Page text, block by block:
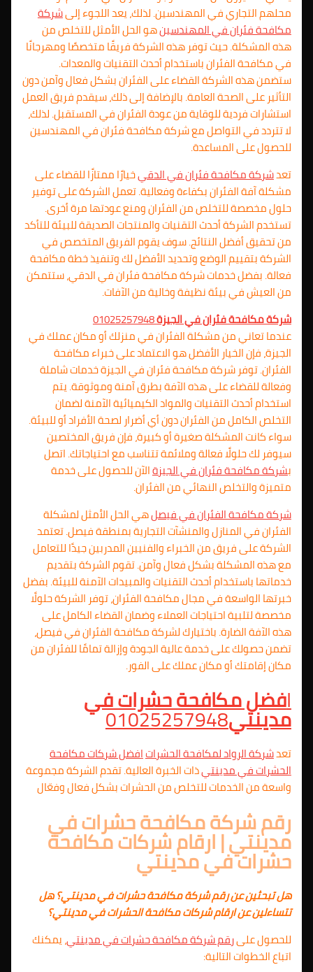
محلهم التجاري في المهندسين. لذلك، يعد اللجوء إلىشركة
مكافحة فئران في المهندسينهو الحل الأمثل للتخلص من
هذه المشكلة. حيث توفر هذه الشركة فريقًا متخصصًا ومهرجانًا
في مكافحة الفئران باستخدام أحدث التقنيات والمعدات.
ستضمن هذه الشركة القضاء على الفئران بشكل فعال وآمن دون
التأثير على الصحة العامة. بالإضافة إلى ذلك، سيقدم فريق العمل
استشارات فردية للوقاية من عودة الفئران في المستقبل. لذلك،
لا تتردد في التواصل مع شركة مكافحة فئران في المهندسين
للحصول على المساعدة.
تعدشركة مكافحة فئران في الدقيخيارًا ممتازًا للقضاء على
مشكلة آفة الفئران بكفاءة وفعالية. تعمل الشركة على توفير
حلول مخصصة للتخلص من الفئران ومنع عودتها مرة أخرى.
تستخدم الشركة أحدث التقنيات والمنتجات الصديقة للبيئة للتأكد
من تحقيق أفضل النتائج. سوف يقوم الفريق المتخصص في
الشركة بتقييم الوضع وتحديد الأفضل لك وتنفيذ خطة مكافحة
فعالة. بفضل خدمات شركة مكافحة فئران في الدقي، ستتمكن
من العيش في بيئة نظيفة وخالية من الآفات.
شركة مكافحة فئران في الجيزة01025257948
عندما تعاني من مشكلة الفئران في منزلك أو مكان عملك في
الجيزة، فإن الخيار الأفضل هو الاعتماد على خبراء مكافحة
الفئران. توفر شركة مكافحة فئران في الجيزة خدمات شاملة
وفعالة للقضاء على هذه الآفة بطرق آمنة وموثوقة. يتم
استخدام أحدث التقنيات والمواد الكيميائية الآمنة لضمان
التخلص الكامل من الفئران دون أي أضرار لصحة الأفراد أو للبيئة.
سواء كانت المشكلة صغيرة أو كبيرة، فإن فريق المختصين
سيوفر لك حلولًا فعالة وملائمة تتناسب مع احتياجاتك. اتصل
بشركة مكافحة فئران في الجيزةالآن للحصول على خدمة
متميزة والتخلص النهائي من الفئران.
شركة مكافحة الفئران في فيصلهي الحل الأمثل لمشكلة
الفئران في المنازل والمنشآت التجارية بمنطقة فيصل. تعتمد
الشركة على فريق من الخبراء والفنيين المدربين جيدًا للتعامل
مع هذه المشكلة بشكل فعال وآمن. تقوم الشركة بتقديم
خدماتها باستخدام أحدث التقنيات والمبيدات الآمنة للبيئة. بفضل
خبرتها الواسعة في مجال مكافحة الفئران، توفر الشركة حلولًا
مخصصة لتلبية احتياجات العملاء وضمان القضاء الكامل على
هذه الآفة الضارة. باختيارك لشركة مكافحة الفئران في فيصل،
تضمن حصولك على خدمة عالية الجودة وإزالة تمامًا للفئران من
مكان إقامتك أو مكان عملك على الفور.
افضل مكافحة حشرات في
مدينتي01025257948
تعدشركة الرواد لمكافحة الحشراتافضل شركات مكافحة
الحشرات في مدينتيذات الخبرة العالية. تقدم الشركة مجموعة
واسعة من الخدمات للتخلص من الحشرات بشكل فعال وفعّال
رقم شركة مكافحة حشرات في
مدينتي | ارقام شركات مكافحة
حشرات في مدينتي
هل تبحثين عن رقم شركة مكافحة حشرات في مدينتي؟ هل
تتساءلين عن ارقام شركات مكافحة الحشرات في مدينتي؟
للحصول علىرقم شركة مكافحة حشرات في مدينتي، يمكنك
اتباع الخطوات التالية: